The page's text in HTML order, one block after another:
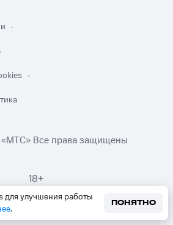
для улучшения работы
.
ПОНЯТНО
Все права защищены
18+